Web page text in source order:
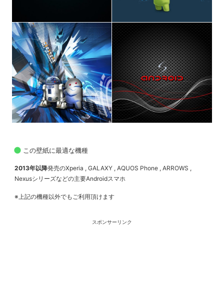
この壁紙に最適な機種
2013年以降発売のXperia , GALAXY , AQUOS Phone , ARROWS ,
Nexusシリーズなどの主要Androidスマホ
※上記の機種以外でもご利用頂けます
スポンサーリンク